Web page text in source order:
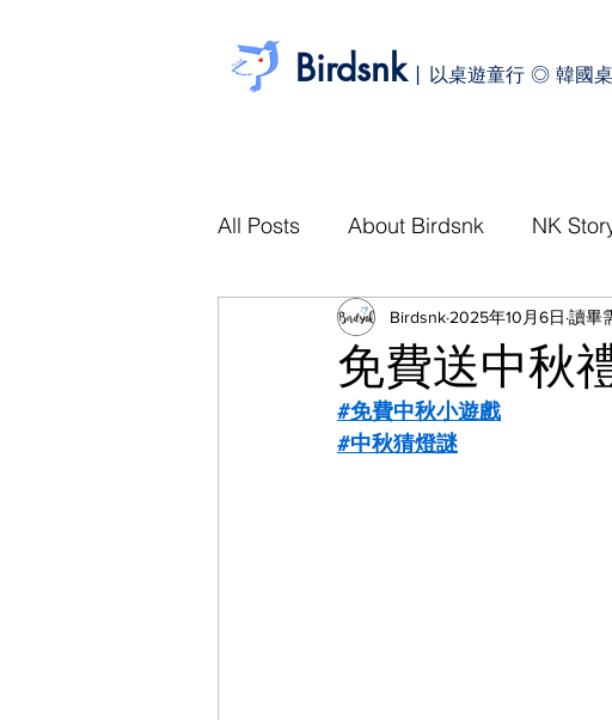
Birdsnk| 以桌遊童行 ◎ 韓國
All Posts About Birdsnk NK
免費送中秋
Birdsnk 2025年10月6日 讀畢
#免費中秋小遊戲
#中秋猜燈謎